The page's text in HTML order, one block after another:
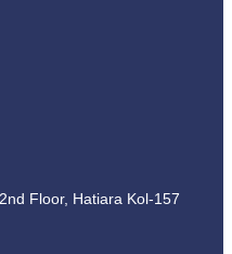
Floor, Hatiara Kol-157